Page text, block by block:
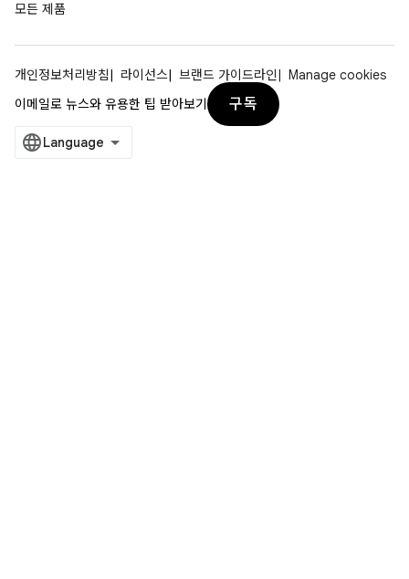
모든 제품
개인정보처리방침 라이선스 브랜드 가이드라인
Manage cookies
이메일로 뉴스와 유용한 팁 받아보기
구독